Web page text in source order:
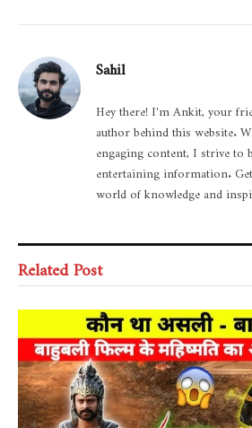
Sahil
Hey there! I'm Ankit, your
author behind this website.
engaging content, I strive to
entertaining information.
world of knowledge and
Related Post